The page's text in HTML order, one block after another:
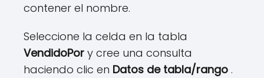
contener el nombre.
Seleccione la celda en la tabla
VendidoPor y cree una consulta
haciendo clic en Datos de tabla/rango .